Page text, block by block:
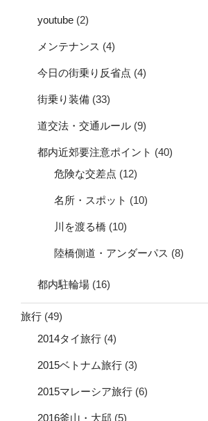
youtube (2)
メンテナンス (4)
今日の街乗り反省点 (4)
街乗り装備 (33)
道交法・交通ルール (9)
都内近郊要注意ポイント (40)
危険な交差点 (12)
名所・スポット (10)
川を渡る橋 (10)
陸橋側道・アンダーパス (8)
都内駐輪場 (16)
旅行 (49)
2014タイ旅行 (4)
2015ベトナム旅行 (3)
2015マレーシア旅行 (6)
2016釜山・大邱 (5)